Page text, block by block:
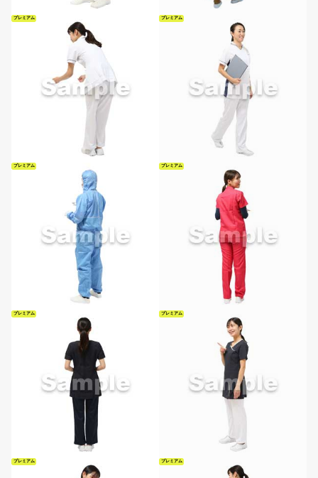
プレミアム プレミアム
プレミアム プレミアム
プレミアム プレミアム
プレミアム プレミアム